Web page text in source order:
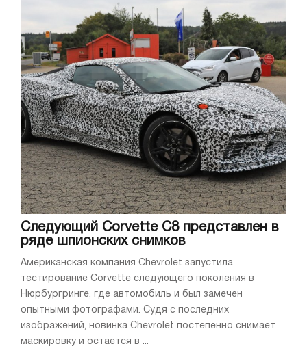
Следующий Corvette C8 представлен в
ряде шпионских снимков
Американская компания Chevrolet запустила
тестирование Corvette следующего поколения в
Нюрбургринге, где автомобиль и был замечен
опытными фотографами. Судя с последних
изображений, новинка Chevrolet постепенно снимает
маскировку и остается в ...